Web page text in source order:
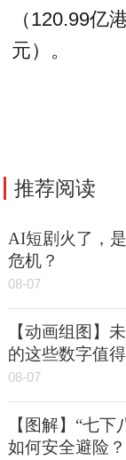
（120.99亿
元）。
推荐阅读
AI短剧火了，
危机？
08-07
【动画组图】
的这些数字值得
08-07
【图解】“七下
如何安全避险？